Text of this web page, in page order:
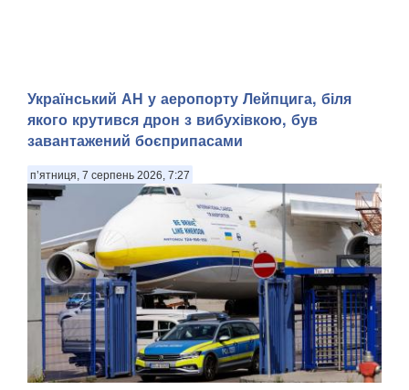
Український АН у аеропорту Лейпцига, біля
якого крутився дрон з вибухівкою, був
завантажений боєприпасами
п’ятниця, 7 серпень 2026, 7:27